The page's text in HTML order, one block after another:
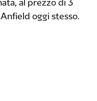
al prezzo di 3
oggi stesso.